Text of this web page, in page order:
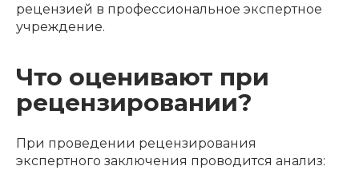
рецензией в профессиональное экспертное
учреждение.
Что оценивают при
рецензировании?
При проведении рецензирования
экспертного заключения проводится анализ: